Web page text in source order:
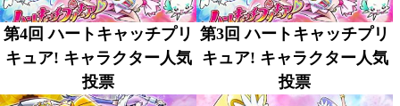
第4回 ハートキャッチプリ
キュア! キャラクター人気
投票
第3回 ハートキャッチプリ
キュア! キャラクター人気
投票